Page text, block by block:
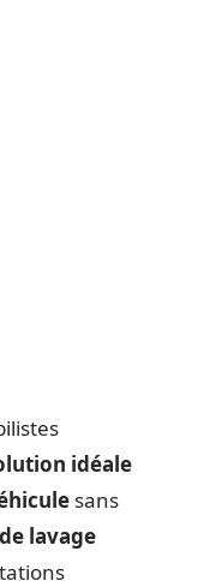
idéale
sans
lavage